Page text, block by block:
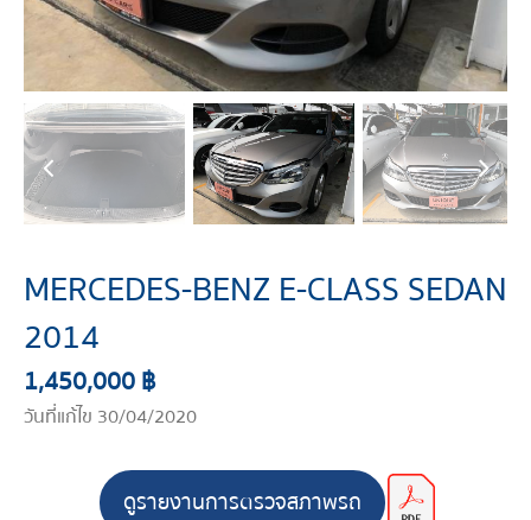
MERCEDES-BENZ E-CLASS SEDAN
2014
1,450,000 ฿
วันที่แก้ไข 30/04/2020
ดูรายงานการตรวจสภาพรถ